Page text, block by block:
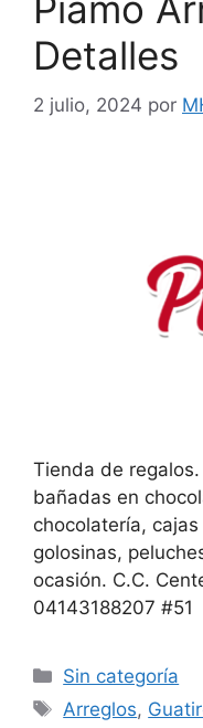
Detalles
2 julio, 2024 por
Tienda de
bañadas en
chocolatería,
golosinas,
ocasión. C.C.
04143188207 #51
Sin categoría
Arreglos,